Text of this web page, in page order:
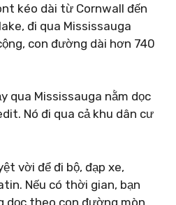
kéo dài từ Cornwall đến
đi qua Mississauga
con đường dài hơn 740
qua Mississauga nằm dọc
Nó đi qua cả khu dân cư
vời để đi bộ, đạp xe,
Nếu có thời gian, bạn
dọc theo con đường mòn